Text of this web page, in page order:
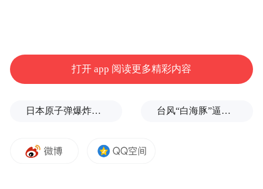
打开 app 阅读更多精彩内容
日本原子弹爆炸亲历者反对高市修改无核三原则，“她应该下台” 台风“白海豚”逼近浙闽沿海，10余省份将掀强风雨